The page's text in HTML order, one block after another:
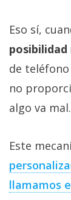
Eso sí,
de
no
algo va mal.
Este
llamamos